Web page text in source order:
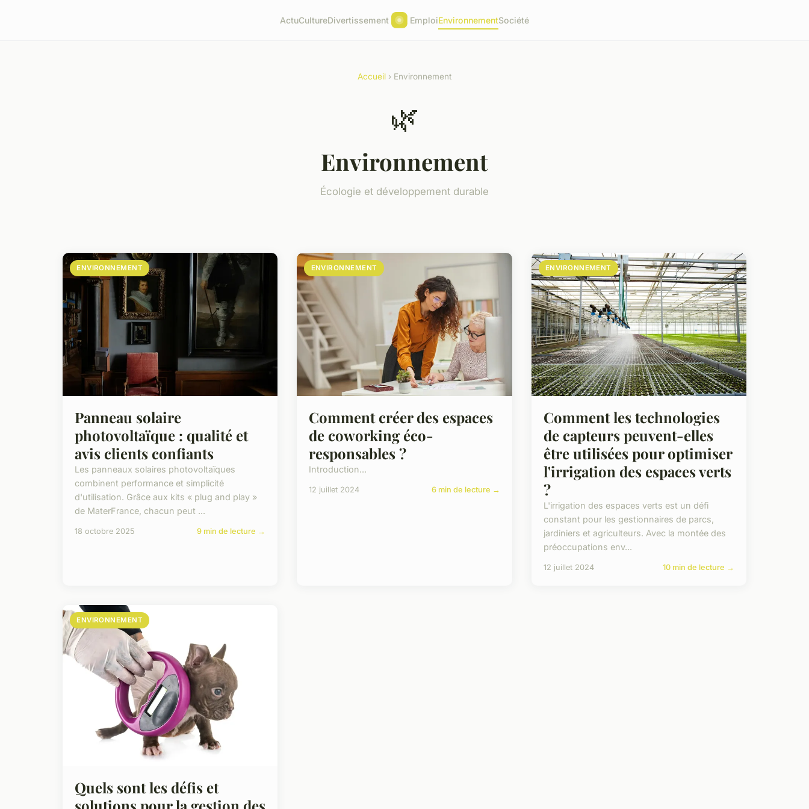
ActuCultureDivertissement EmploiEnvironnementSociété
Accueil › Environnement
🌿
Environnement
Écologie et développement durable
ENVIRONNEMENT
Panneau solaire
photovoltaïque : qualité et
avis clients confiants
Les panneaux solaires photovoltaïques
combinent performance et simplicité
d'utilisation. Grâce aux kits « plug and play »
de MaterFrance, chacun peut ...
18 octobre 2025 9 min de lecture →
ENVIRONNEMENT
Comment créer des espaces
de coworking éco-
responsables ?
Introduction...
12 juillet 2024 6 min de lecture →
ENVIRONNEMENT
Comment les technologies
de capteurs peuvent-elles
être utilisées pour optimiser
l'irrigation des espaces verts
?
L'irrigation des espaces verts est un défi
constant pour les gestionnaires de parcs,
jardiniers et agriculteurs. Avec la montée des
préoccupations env...
12 juillet 2024 10 min de lecture →
ENVIRONNEMENT
Quels sont les défis et